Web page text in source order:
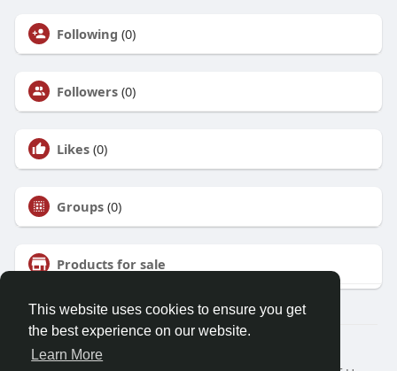
This website uses cookies to ensure you get
the best experience on our website.
Learn More
Following (0)
Followers (0)
Likes (0)
Groups (0)
Products for sale